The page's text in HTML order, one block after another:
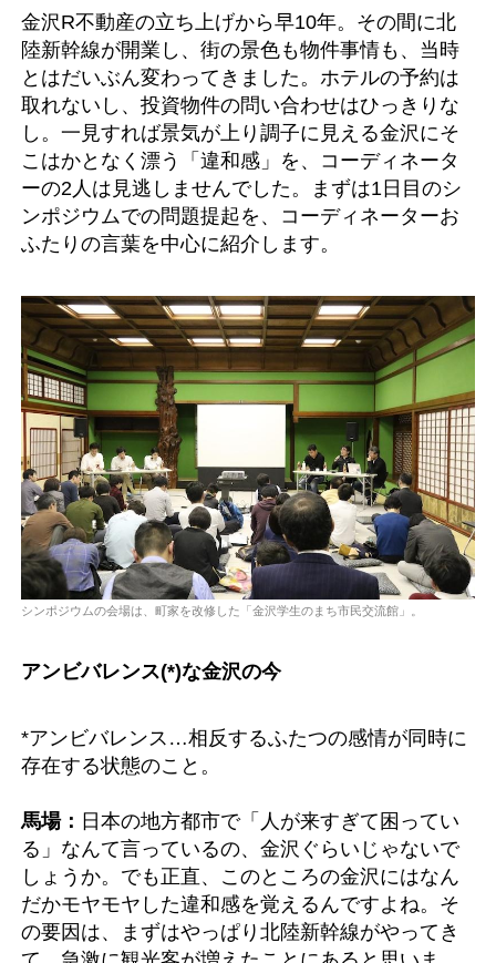
金沢R不動産の立ち上げから早10年。その間に北
陸新幹線が開業し、街の景色も物件事情も、当時
とはだいぶん変わってきました。ホテルの予約は
取れないし、投資物件の問い合わせはひっきりな
し。一見すれば景気が上り調子に見える金沢にそ
こはかとなく漂う「違和感」を、コーディネータ
ーの2人は見逃しませんでした。まずは1日目のシ
ンポジウムでの問題提起を、コーディネーターお
ふたりの言葉を中心に紹介します。
シンポジウムの会場は、町家を改修した「金沢学生のまち市民交流館」。
アンビバレンス(*)な金沢の今
*アンビバレンス…相反するふたつの感情が同時に
存在する状態のこと。
馬場： 日本の地方都市で「人が来すぎて困ってい
る」なんて言っているの、金沢ぐらいじゃないで
しょうか。でも正直、このところの金沢にはなん
だかモヤモヤした違和感を覚えるんですよね。そ
の要因は、まずはやっぱり北陸新幹線がやってき